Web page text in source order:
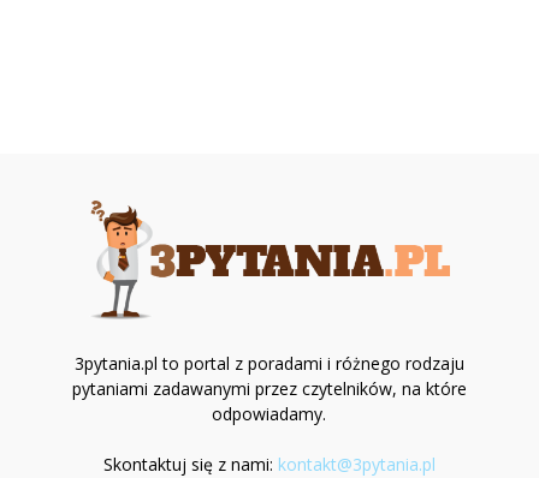
3pytania.pl to portal z poradami i różnego rodzaju
pytaniami zadawanymi przez czytelników, na które
odpowiadamy.
Skontaktuj się z nami: kontakt@3pytania.pl